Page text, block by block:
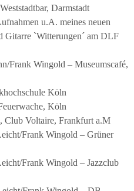
Darmstadt
u.A. meines neuen
Gitarre `Witterungen´ am DLF
Frank Wingold – Museumscafé,
Köln
Köln
Club Voltaire, Frankfurt a.M
Frank Wingold – Grüner
Frank Wingold – Jazzclub